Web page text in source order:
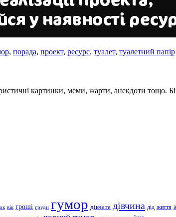
, порада, проект, ресурс, туалет, туалетний папір
картинки, меми, жарти, анекдоти тощо.
вік гроші груди гумор дівчата дівчина дід життя